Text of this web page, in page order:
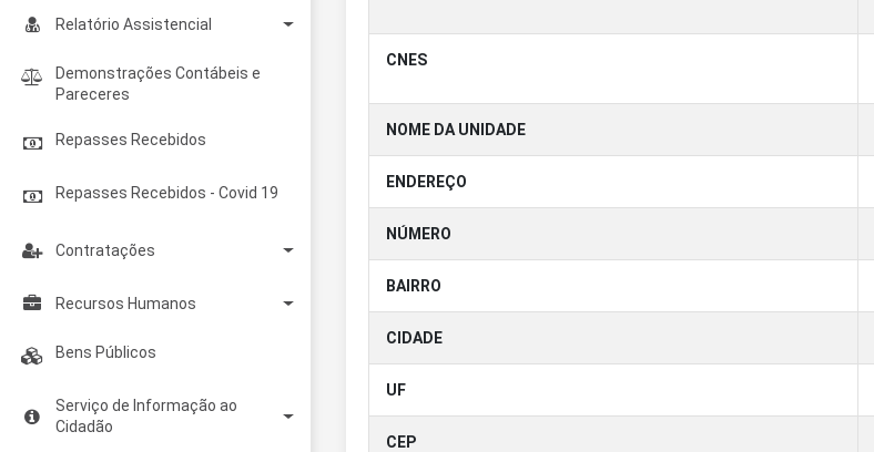
Anual
Relatório Assistencial
AnualDemonstrações Contábeis e
Pareceres
Repasses Recebidos
Repasses Recebidos - Covid 19
Contratações
Regulamentos
Recursos Humanos
Regulamento para Recrutamento de
Pessoal
Servidores Públicos Cedidos
Bens Públicos
Serviço de Informação ao
Cidadão
CNES
NOME DA UNIDADE
ENDEREÇO
NÚMERO
BAIRRO
CIDADE
UF
CEP